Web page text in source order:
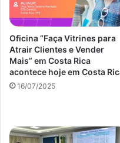
Oficina “Faça Vitrines para
Atrair Clientes e Vender
Mais” em Costa Rica
acontece hoje em Costa
16/07/2025